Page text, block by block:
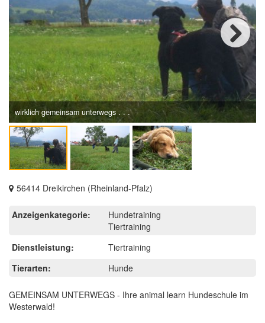
wirklich gemeinsam unterwegs . . .
Next
56414 Dreikirchen (Rheinland-Pfalz)
Anzeigenkategorie:
Hundetraining
Tiertraining
Dienstleistung:
Tiertraining
Tierarten:
Hunde
GEMEINSAM UNTERWEGS - Ihre animal learn Hundeschule im
Westerwald!